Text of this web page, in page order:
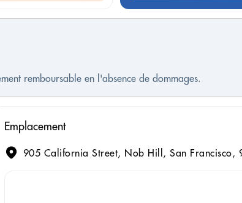
remboursable en l'absence de dommages.
Emplacement
905 California Street, Nob Hill, San Francisco,